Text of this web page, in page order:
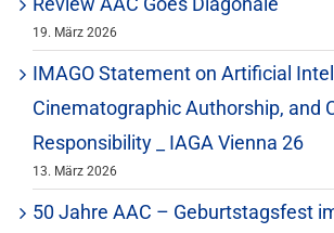
19. März 2026
IMAGO Statement on Artificial
Cinematographic Authorship, and
Responsibility _ IAGA Vienna 26
13. März 2026
50 Jahre AAC – Geburtstagsfest